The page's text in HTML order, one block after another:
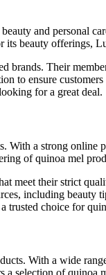
and personal
beauty offerings,
brands. Their
to ensure
for a great deal.
a strong
of quinoa mel
meet their strict
including
trusted choice for
With a wide